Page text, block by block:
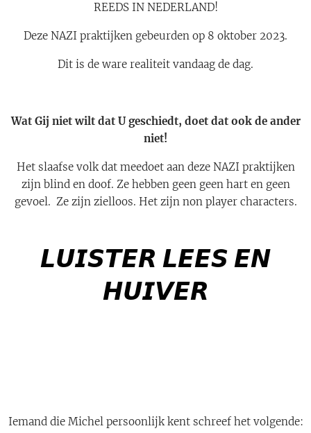
REEDS IN NEDERLAND!
Deze NAZI praktijken gebeurden op 8 oktober 2023.
Dit is de ware realiteit vandaag de dag.
Wat Gij niet wilt dat U geschiedt, doet dat ook de ander
niet!
Het slaafse volk dat meedoet aan deze NAZI praktijken
zijn blind en doof. Ze hebben geen geen hart en geen
gevoel. Ze zijn zielloos. Het zijn non player characters.
𝙇𝙐𝙄𝙎𝙏𝙀𝙍 𝙇𝙀𝙀𝙎 𝙀𝙉
𝙃𝙐𝙄𝙑𝙀𝙍
Iemand die Michel persoonlijk kent schreef het volgende: